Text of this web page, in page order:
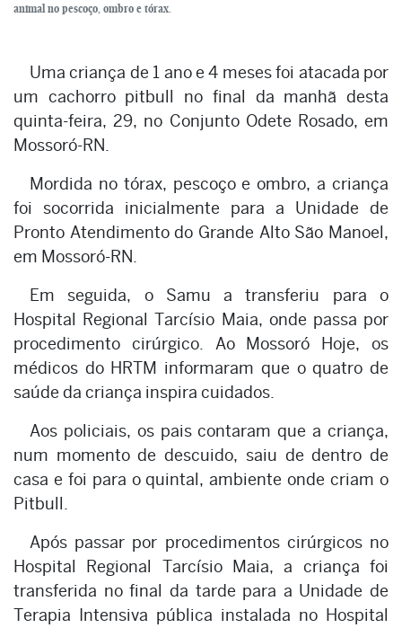
animal no pescoço, ombro e tórax.
Uma criança de 1 ano e 4 meses foi atacada por
um cachorro pitbull no final da manhã desta
quinta-feira, 29, no Conjunto Odete Rosado, em
Mossoró-RN.
Mordida no tórax, pescoço e ombro, a criança
foi socorrida inicialmente para a Unidade de
Pronto Atendimento do Grande Alto São Manoel,
em Mossoró-RN.
Em seguida, o Samu a transferiu para o
Hospital Regional Tarcísio Maia, onde passa por
procedimento cirúrgico. Ao Mossoró Hoje, os
médicos do HRTM informaram que o quatro de
saúde da criança inspira cuidados.
Aos policiais, os pais contaram que a criança,
num momento de descuido, saiu de dentro de
casa e foi para o quintal, ambiente onde criam o
Pitbull.
Após passar por procedimentos cirúrgicos no
Hospital Regional Tarcísio Maia, a criança foi
transferida no final da tarde para a Unidade de
Terapia Intensiva pública instalada no Hospital